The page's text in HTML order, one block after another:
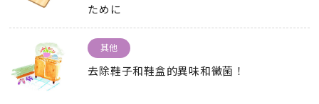
ために
其他
去除鞋子和鞋盒的異味和黴菌！